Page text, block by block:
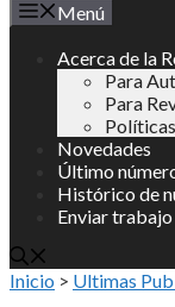
Menú
Acerca de la
Para
Para
Novedades
Último
Histórico de
Enviar trabajo
Inicio > Ultimas